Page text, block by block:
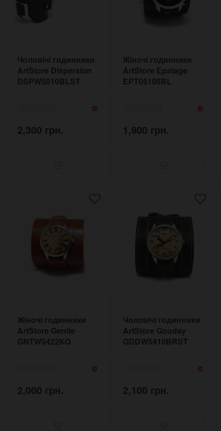
Чоловічі годинники
ArtStore Dispersion
DSPW5010BLST
2,300 грн.
Жіночі годинники
ArtStore Epatage
EPT05105BL
1,900 грн.
Жіночі годинники
ArtStore Gentle
GNTW5422KO
2,000 грн.
Чоловічі годинники
ArtStore Gooday
GDDW5410BRST
2,100 грн.